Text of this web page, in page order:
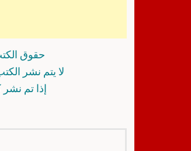
حقوق
لا يتم نشر
إذا تم